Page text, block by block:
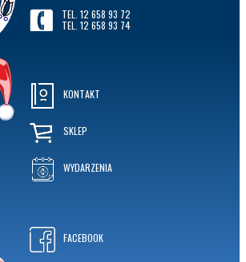
TEL. 12 658 93 72
TEL. 12 658 93 74
KONTAKT
SKLEP
WYDARZENIA
FACEBOOK